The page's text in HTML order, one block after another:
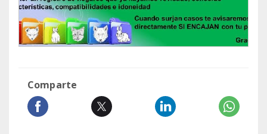
Comparte